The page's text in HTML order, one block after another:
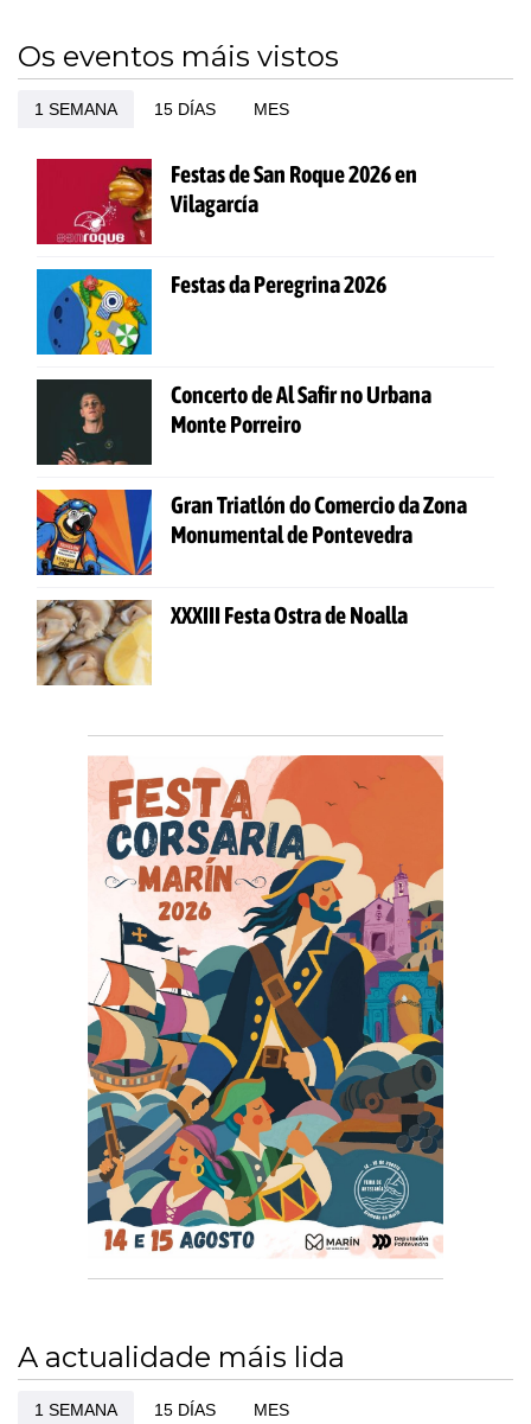
Os eventos máis vistos
1 SEMANA 15 DÍAS MES
Festas de San Roque 2026 en
Vilagarcía
Festas da Peregrina 2026
Concerto de Al Safir no Urbana
Monte Porreiro
Gran Triatlón do Comercio da Zona
Monumental de Pontevedra
XXXIII Festa Ostra de Noalla
A actualidade máis lida
1 SEMANA 15 DÍAS MES